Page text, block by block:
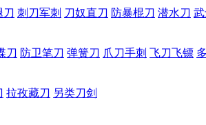
刀 刺刀军刺 刀奴直刀 防暴棍刀 潜水刀
刀 防卫笔刀 弹簧刀 爪刀手刺 飞刀飞镖
拉孜藏刀 另类刀剑